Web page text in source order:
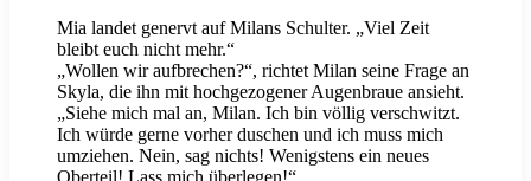
Mia landet genervt auf Milans Schulter. „Viel Zeit
bleibt euch nicht mehr.“
„Wollen wir aufbrechen?“, richtet Milan seine Frage an
Skyla, die ihn mit hochgezogener Augenbraue ansieht.
„Siehe mich mal an, Milan. Ich bin völlig verschwitzt.
Ich würde gerne vorher duschen und ich muss mich
umziehen. Nein, sag nichts! Wenigstens ein neues